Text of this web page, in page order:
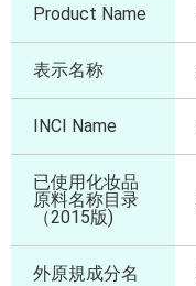
Product Name
表示名称
INCI Name
已使用化妆品
原料名称目录
（2015版)
外原規成分名